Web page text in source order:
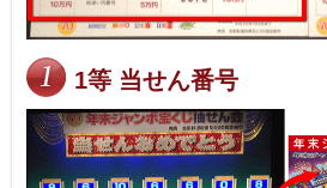
1等 当せん番号